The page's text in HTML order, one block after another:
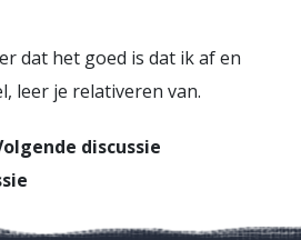
dat het goed is dat ik af en
leer je relativeren van.
discussie